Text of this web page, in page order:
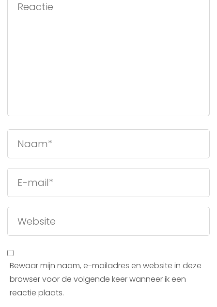
Bewaar mijn naam, e-mailadres en website in deze
browser voor de volgende keer wanneer ik een
reactie plaats.